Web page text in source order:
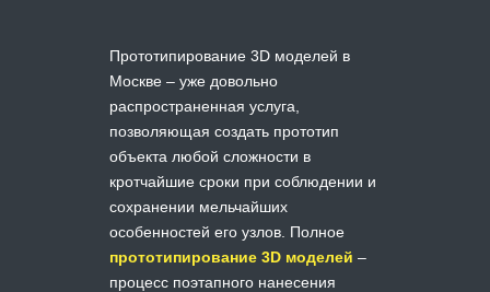
Прототипирование 3D моделей в
Москве – уже довольно
распространенная услуга,
позволяющая создать прототип
объекта любой сложности в
кротчайшие сроки при соблюдении и
сохранении мельчайших
особенностей его узлов. Полное
прототипирование 3D моделей –
процесс поэтапного нанесения